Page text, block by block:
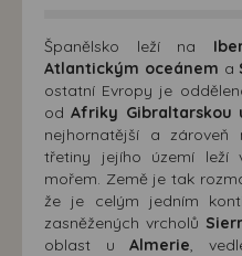
Španělsko leží na
Atlantickým oceánem a
ostatní Evropy je
odAfriky Gibraltarskou
nejhornatější a zároveň
třetiny jejího území
mořem. Země je tak
že je celým jedním
zasněžených vrcholů
oblast uAlmerie,